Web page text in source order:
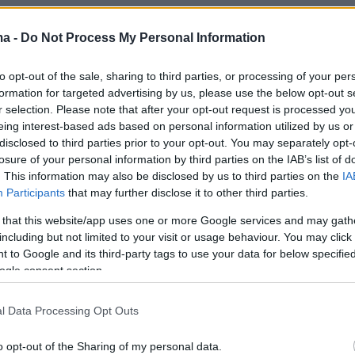
- Do Not Process My Personal Information
opt-out of the sale, sharing to third parties, or processing of your
for targeted advertising by us, please use the below opt-out
selection. Please note that after your opt-out request is processed
interest-based ads based on personal information utilized by us
to third parties prior to your opt-out. You may separately
of your personal information by third parties on the IAB’s list of
This information may also be disclosed by us to third parties on the
Participants that may further disclose it to other third parties.
that this website/app uses one or more Google services and may
but not limited to your visit or usage behaviour. You may
to Google and its third-party tags to use your data for below
consent section.
Data Processing Opt Outs
opt-out of the Sharing of my personal data.
«Παράνομη η επιβολή
χρέωσης 0,80 ευρώ στους
και της Alpha Bank» – Τι
η τράπεζα
Alpha Bank «η απόφαση δεν επηρεάζει την ισχύ
σχέσεων των πελατών που έχουν επιλέξει να
το myAlpha Benefit Base, ούτε αμφισβητεί τη
παροχής του συγκεκριμένου πακέτου υπηρεσιών»
20
6 από τους
για τη ληστεία σε
75